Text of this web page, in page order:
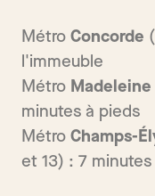
Métro Concorde
l'immeuble
Métro Madeleine
minutes à pieds
Métro Champs-
et 13) : 7